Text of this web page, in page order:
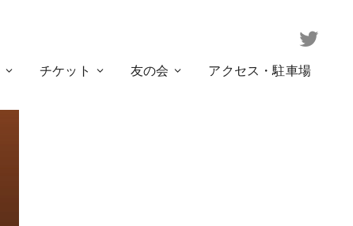
チケット 友の会 アクセス・駐車場